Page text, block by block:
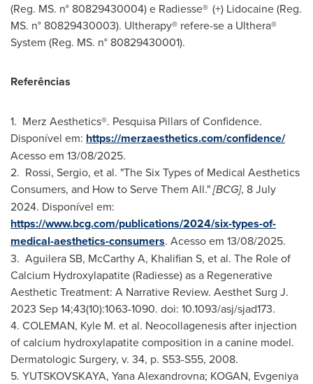
(Reg. MS. n° 80829430004) e Radiesse® (+) Lidocaine (Reg.
MS. n° 80829430003). Ultherapy® refere-se a Ulthera®
System (Reg. MS. n° 80829430001).
Referências
1. Merz Aesthetics®. Pesquisa Pillars of Confidence.
Disponível em: https://merzaesthetics.com/confidence/
Acesso em 13/08/2025.
2. Rossi, Sergio, et al. "The Six Types of Medical Aesthetics
Consumers, and How to Serve Them All."[BCG], 8 July
2024. Disponível em:
https://www.bcg.com/publications/2024/six-types-of-
medical-aesthetics-consumers. Acesso em 13/08/2025.
3. Aguilera SB, McCarthy A, Khalifian S, et al. The Role of
Calcium Hydroxylapatite (Radiesse) as a Regenerative
Aesthetic Treatment: A Narrative Review. Aesthet Surg J.
2023 Sep 14;43(10):1063-1090. doi: 10.1093/asj/sjad173.
4. COLEMAN, Kyle M. et al. Neocollagenesis after injection
of calcium hydroxylapatite composition in a canine model.
Dermatologic Surgery, v. 34, p. S53-S55, 2008.
5. YUTSKOVSKAYA, Yana Alexandrovna; KOGAN, Evgeniya